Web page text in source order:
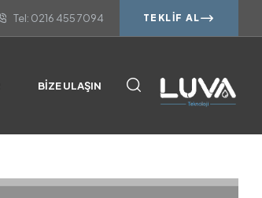
Tel: 0216 455 7094 TEKLIF AL
BIZE ULAŞIN